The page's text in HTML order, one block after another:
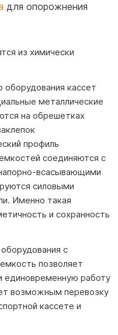
для опорожнения
из химически
оборудования кассет
металлические
на обрешетках
профиль
соединяются с
всасывающими
силовыми
Именно такая
и сохранность
с
позволяет
единовременную работу
возможным перевозку
кассете и